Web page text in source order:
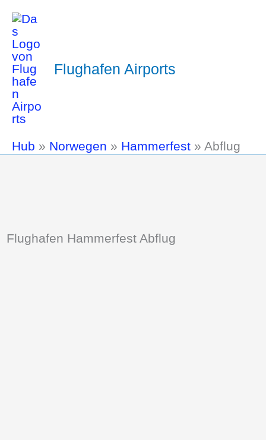
Flughafen Airports
Hub » Norwegen » Hammerfest » Abflug
Flughafen Hammerfest Abflug